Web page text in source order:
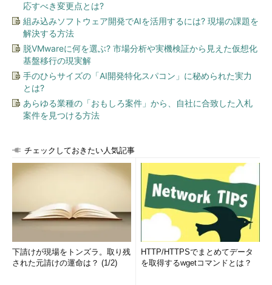
応すべき変更点とは?
組み込みソフトウェア開発でAIを活用するには? 現場の課題を
解決する方法
脱VMwareに何を選ぶ? 市場分析や実機検証から見えた仮想化
基盤移行の現実解
手のひらサイズの「AI開発特化スパコン」に秘められた実力
とは?
あらゆる業種の「おもしろ案件」から、自社に合致した入札
案件を見つける方法
チェックしておきたい人気記事
下請けが現場をトンズラ。取り残
された元請けの運命は？ (1/2)
HTTP/HTTPSでまとめてデータ
を取得するwgetコマンドとは？